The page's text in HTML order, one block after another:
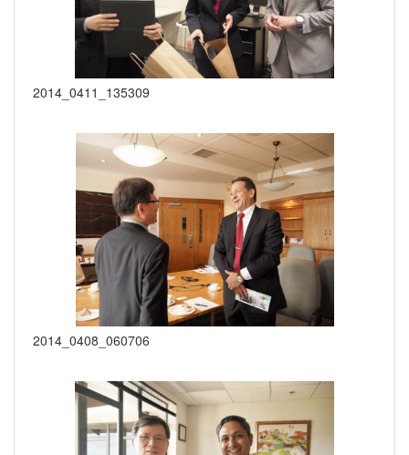
2014_0411_135309
2014_0408_060706